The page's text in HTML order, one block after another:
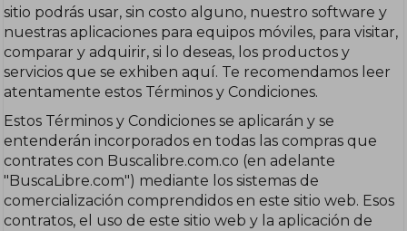
sitio podrás usar, sin costo alguno, nuestro software y
nuestras aplicaciones para equipos móviles, para visitar,
comparar y adquirir, si lo deseas, los productos y
servicios que se exhiben aquí. Te recomendamos leer
atentamente estos Términos y Condiciones.
Estos Términos y Condiciones se aplicarán y se
entenderán incorporados en todas las compras que
contrates con Buscalibre.com.co (en adelante
"BuscaLibre.com") mediante los sistemas de
comercialización comprendidos en este sitio web. Esos
contratos, el uso de este sitio web y la aplicación de